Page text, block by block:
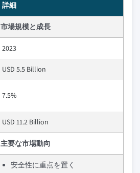
詳細
市場規模と成長
2023
USD 5.5 Billion
7.5%
USD 11.2 Billion
主要な市場動向
安全性に重点を置く